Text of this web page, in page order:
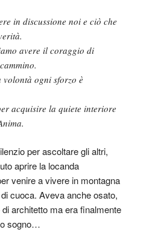
in discussione noi e ciò che
avere il coraggio di
volontà ogni sforzo è
acquisire la quiete interiore
per ascoltare gli altri,
aprire la locanda
venire a vivere in montagna
cuoca. Aveva anche osato,
architetto ma era finalmente
sogno…